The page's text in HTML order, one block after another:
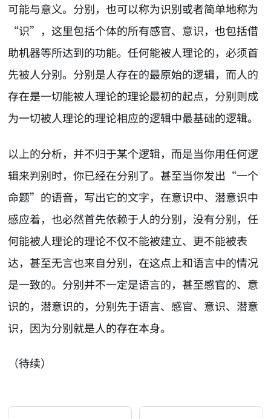
可能与意义。分别，也可以称为识别或者简单地称为
“识”，这里包括个体的所有感官、意识，也包括借
助机器等所达到的功能。任何能被人理论的，必须首
先被人分别。分别是人存在的最原始的逻辑，而人的
存在是一切能被人理论的理论最初的起点，分别则成
为一切被人理论的理论相应的逻辑中最基础的逻辑。
以上的分析，并不归于某个逻辑，而是当你用任何逻
辑来判别时，你已经在分别了。甚至当你发出“一个
命题”的语音，写出它的文字，在意识中、潜意识中
感应着，也必然首先依赖于人的分别，没有分别，任
何能被人理论的理论不仅不能被建立、更不能被表
达，甚至无言也来自分别，在这点上和语言中的情况
是一致的。分别并不一定是语言的，甚至感官的、意
识的，潜意识的，分别先于语言、感官、意识、潜意
识，因为分别就是人的存在本身。
（待续）